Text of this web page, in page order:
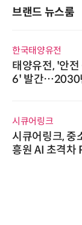
브랜드 뉴스룸
한국태양유전
태양유전, '안
6' 발간…2030
시큐어링크
시큐어링크, 중
흥원 AI 초격차